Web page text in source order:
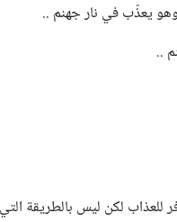
يعذّب في نار جهنم ..
..
للعذاب لكن ليس بالطريقة التي